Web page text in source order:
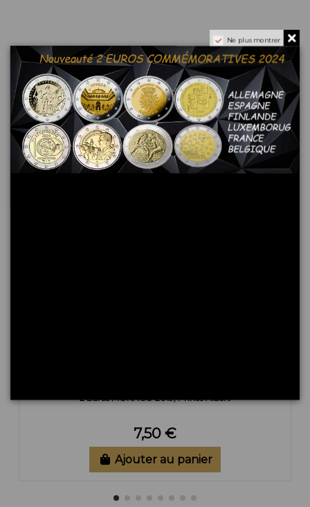
Aucun avis n'a été publié pour le moment.
Les clients qui ont acheté ce produit ont également
acheté :
2 Euros MONACO 2019, Prince Albert
7,50 €
Ajouter au panier
Ne plus montrer